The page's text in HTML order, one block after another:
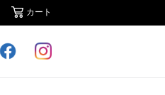
カート